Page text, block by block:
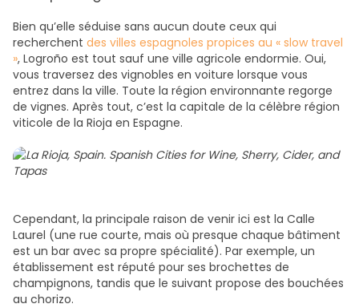
Bien qu’elle séduise sans aucun doute ceux qui
recherchent des villes espagnoles propices au « slow travel
», Logroño est tout sauf une ville agricole endormie. Oui,
vous traversez des vignobles en voiture lorsque vous
entrez dans la ville. Toute la région environnante regorge
de vignes. Après tout, c’est la capitale de la célèbre région
viticole de la Rioja en Espagne.
Cependant, la principale raison de venir ici est la Calle
Laurel (une rue courte, mais où presque chaque bâtiment
est un bar avec sa propre spécialité). Par exemple, un
établissement est réputé pour ses brochettes de
champignons, tandis que le suivant propose des bouchées
au chorizo.